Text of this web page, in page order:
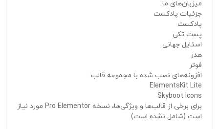
میزبان‌های ما
جزئیات پادکست
پادکست
پست تکی
استایل جهانی
هدر
فوتر
افزونه‌های نصب شده با مجموعه قالب:
ElementsKit Lite
Skyboot Icons
برای برخی از قالب‌ها و ویژگی‌ها، نسخه Pro Elementor مورد نیاز
است (شامل نشده است)